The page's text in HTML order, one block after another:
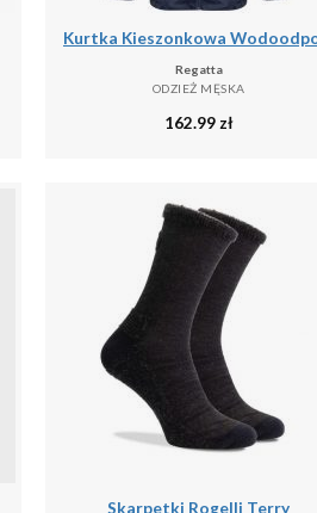
Regatta
ODZIEŻ MĘSKA
162.99 zł
Skarpetki Rogelli Terry